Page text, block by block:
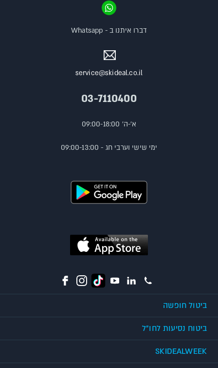
service@skideal.co.il
03-7110400
א'-ה' 09:00-18:00
ימי שישי וערבי חג - 09:00-13:00
דברו איתנו ב - Whatsapp
ביטול חופשה
ביטוח נסיעות לחו"ל
SKIDEALWEEK